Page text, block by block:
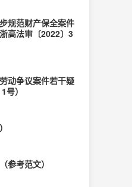
规范财产保全案件
高法审〔2022〕3
动争议案件若干疑
）
参考范文）